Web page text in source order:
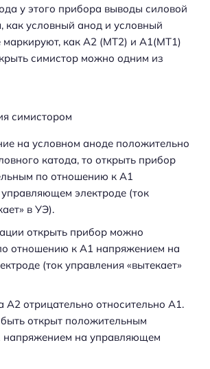
у этого прибора выводы силовой
как условный анод и условный
маркируют, как А2 (МТ2) и A1(МТ1)
симистор можно одним из
симистором
на условном аноде положительно
катода, то открыть прибор
по отношению к A1
электроде (ток
в УЭ).
открыть прибор можно
отношению к A1 напряжением на
(ток управления «вытекает»
отрицательно относительно A1.
открыт положительным
напряжением на управляющем